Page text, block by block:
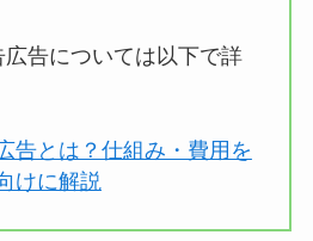
広告については以下で詳
告とは？仕組み・費用を
けに解説